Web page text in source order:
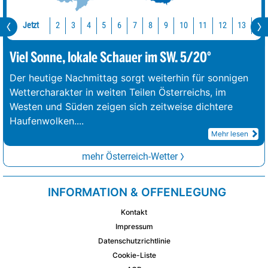
Jetzt 2 3 4 5 6 7 8 9 10 11 12 13 14
Viel Sonne, lokale Schauer im SW. 5/20°
Der heutige Nachmittag sorgt weiterhin für sonnigen
Wettercharakter in weiten Teilen Österreichs, im
Westen und Süden zeigen sich zeitweise dichtere
Haufenwolken....
Mehr lesen
mehr Österreich-Wetter
INFORMATION & OFFENLEGUNG
Kontakt
Impressum
Datenschutzrichtlinie
Cookie-Liste